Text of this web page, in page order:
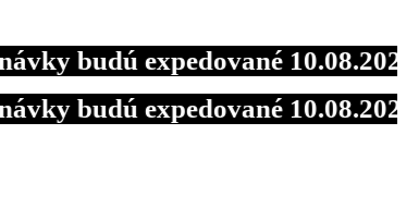
expedované 10.08.2026 so
expedované 10.08.2026 so
expedované 10.08.2026 so